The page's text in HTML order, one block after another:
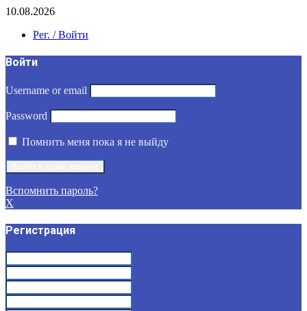
10.08.2026
Рег. / Войти
Войти
Username or email
Password
Помнить меня пока я не выйду
Вспомнить пароль?
X
Регистрация